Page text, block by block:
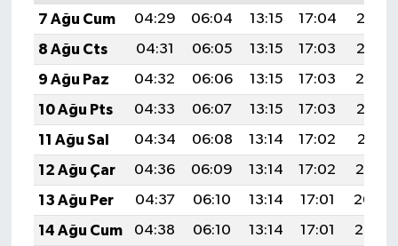
7 Ağu Cum
04:29 06:04 13:15 17:04
20:16
8 Ağu Cts
04:31 06:05 13:15 17:03
20:15
9 Ağu Paz
04:32 06:06 13:15 17:03
20:14
10 Ağu Pts
04:33 06:07 13:15 17:03
20:12
11 Ağu Sal
04:34 06:08 13:14 17:02
20:11
12 Ağu Çar
04:36 06:09 13:14 17:02
20:10
13 Ağu Per
04:37 06:10 13:14 17:01
20:09
14 Ağu Cum
04:38 06:10 13:14 17:01
20:07